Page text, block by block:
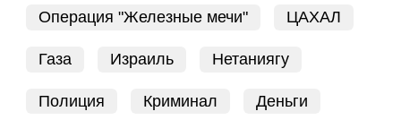
Операция "Железные мечи" ЦАХАЛ
Газа Израиль Нетаниягу
Полиция Криминал Деньги